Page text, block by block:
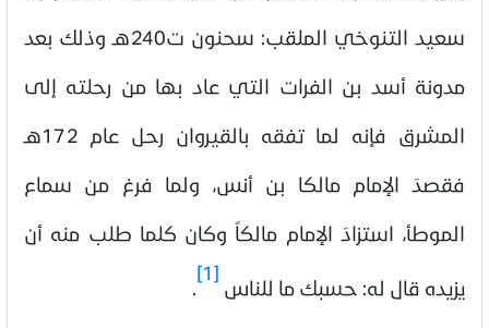
سعيد التنوخي الملقب: سحنون ت240هـ وذلك بعد
مدونة أسد بن الفرات التي عاد بها من رحلته إلى
المشرق فإنه لما تفقه بالقيروان رحل عام 172هـ
فقصدَ الإمام مالكا بن أنس، ولما فرغ من سماع
الموطأ، استزادَ الإمام مالكاً وكان كلما طلب منه أن
يزيده قال له: حسبك ما للناس .